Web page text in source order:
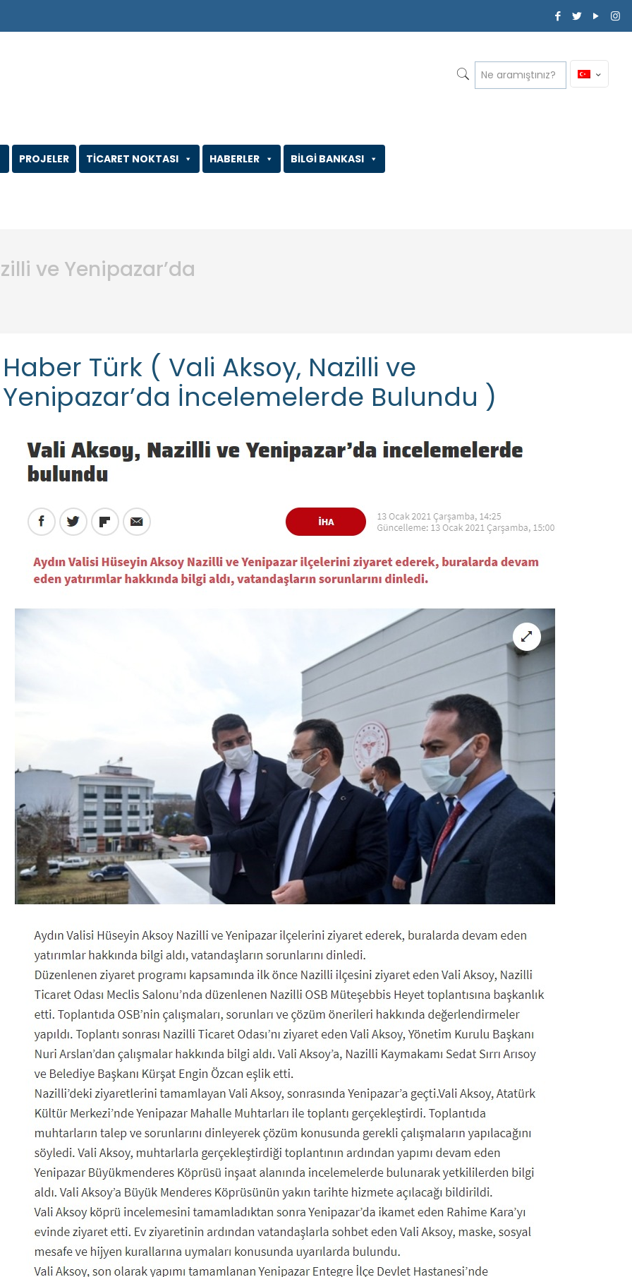
PROJELER TİCARET NOKTASI HABERLER BİLGİ BANKASI
ve Yenipazar’da
Haber Türk ( Vali Aksoy, Nazilli ve
Yenipazar’da İncelemelerde Bulundu )